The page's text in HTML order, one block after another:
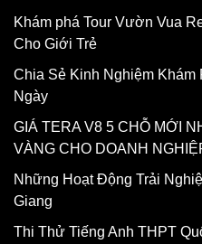
Khám phá Tour Vườn Vua
Cho Giới Trẻ
Chia Sẻ Kinh Nghiệm Khám
Ngày
GIÁ TERA V8 5 CHỖ MỚI
VÀNG CHO DOANH
Những Hoạt Động Trải
Giang
Thi Thử Tiếng Anh THPT